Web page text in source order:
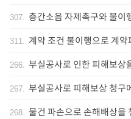
307. 층간소음 자제촉구와 불이
311. 계약 조건 불이행으로 계
266. 부실공사로 인한 피해보상
267. 부실공사로 피해보상 청구
268. 물건 파손으로 손해배상을